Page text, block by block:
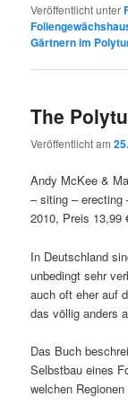
Veröffentlicht unter
Gärtnern im
The
Veröffentlicht am
Andy McKee &
– siting – erecting
2010, Preis 13,99
In Deutschland
unbedingt sehr
auch oft eher auf
das völlig anders
Das Buch
Selbstbau eines
welchen